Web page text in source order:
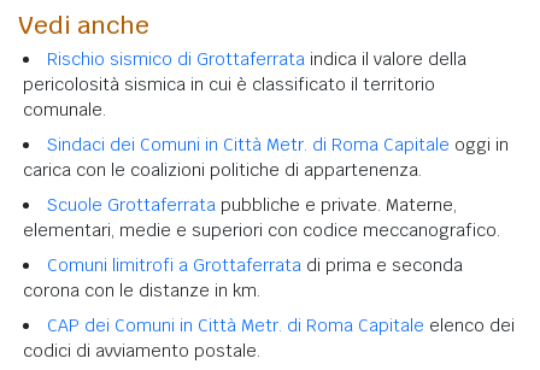
Vedi anche
Rischio sismico di Grottaferrata indica il valore della
pericolosità sismica in cui è classificato il territorio
comunale.
Sindaci dei Comuni in Città Metr. di Roma Capitale oggi in
carica con le coalizioni politiche di appartenenza.
Scuole Grottaferrata pubbliche e private. Materne,
elementari, medie e superiori con codice meccanografico.
Comuni limitrofi a Grottaferrata di prima e seconda
corona con le distanze in km.
CAP dei Comuni in Città Metr. di Roma Capitale elenco dei
codici di avviamento postale.